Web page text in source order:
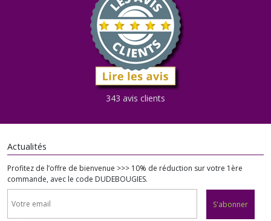
343 avis clients
Actualités
Profitez de l’offre de bienvenue >>> 10% de réduction sur votre 1ère
commande, avec le code DUDEBOUGIES.
S'abonner